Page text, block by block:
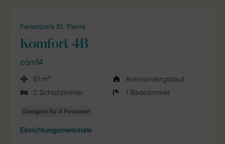
Ferienpark St. Pierre
Komfort 4B
comf4
61 m²
Aneinandergebaut
2 Schlafzimmer
1 Badezimmer
Einrichtungsmerkmale